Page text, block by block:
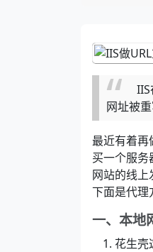
网址被
最近有着再
买一个服
网站的线
下面是代理
一、本地
花生壳